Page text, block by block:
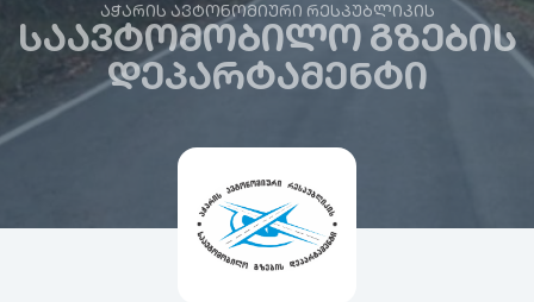
ᲐᲭᲐᲠᲘᲡ ᲐᲕᲢᲝᲜᲝᲛᲘᲣᲠᲘ ᲠᲔᲡᲞᲣᲑᲚᲘᲙᲘᲡ
ᲡᲐᲐᲕᲢᲝᲛᲝᲑᲘᲚᲝ ᲒᲖᲔᲑᲘᲡ
ᲓᲔᲞᲐᲠᲢᲐᲛᲔᲜᲢᲘ